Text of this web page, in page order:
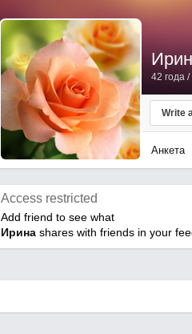
42 года/
Write
Анкета
Access restricted
Add friend to see what
Иринаshares with friends in your